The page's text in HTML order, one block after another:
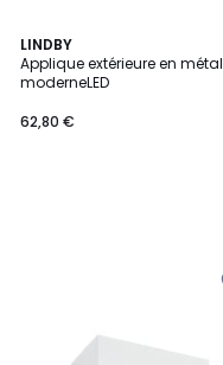
LINDBY
Applique extérieure en métal
moderneLED
62,80 €